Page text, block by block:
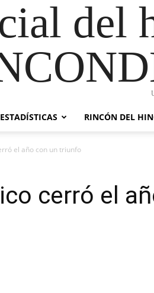
del
ESTADÍSTICAS RINCÓN DEL
el año con un triunfo
cerró el